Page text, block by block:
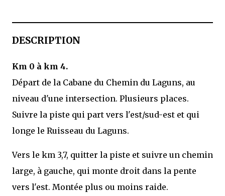
DESCRIPTION
Km 0 à km 4.
Départ de la Cabane du Chemin du Laguns, au
niveau d'une intersection. Plusieurs places.
Suivre la piste qui part vers l'est/sud-est et qui
longe le Ruisseau du Laguns.
Vers le km 3,7, quitter la piste et suivre un chemin
large, à gauche, qui monte droit dans la pente
vers l'est. Montée plus ou moins raide.